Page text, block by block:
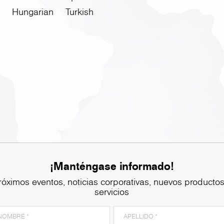
Hungarian
Turkish
¡Manténgase informado!
eventos, noticias corporativas, nuevos
servicios